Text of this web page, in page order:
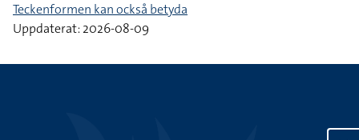
Teckenformen kan också betyda
Uppdaterat: 2026-08-09